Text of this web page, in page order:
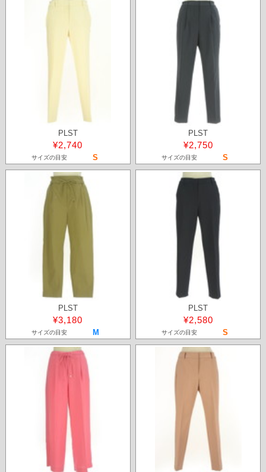
PLST
¥2,740
サイズの目安 S
PLST
¥2,750
サイズの目安 S
PLST
¥3,180
サイズの目安 M
PLST
¥2,580
サイズの目安 S